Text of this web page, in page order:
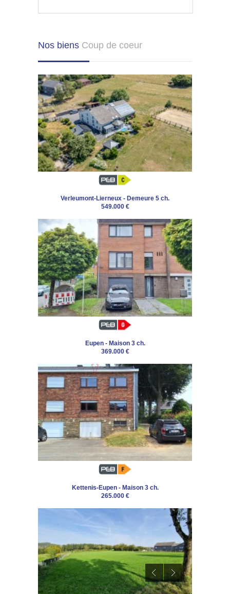
Nos biens Coup de coeur
Verleumont-Lierneux - Demeure 5 ch.
549.000 €
Eupen - Maison 3 ch.
369.000 €
Kettenis-Eupen - Maison 3 ch.
265.000 €